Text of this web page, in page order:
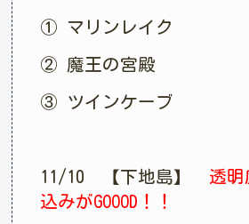
① マリンレイク
② 魔王の宮殿
③ ツインケーブ
11/10 【下地島】 透明
込みがGOOOD！！